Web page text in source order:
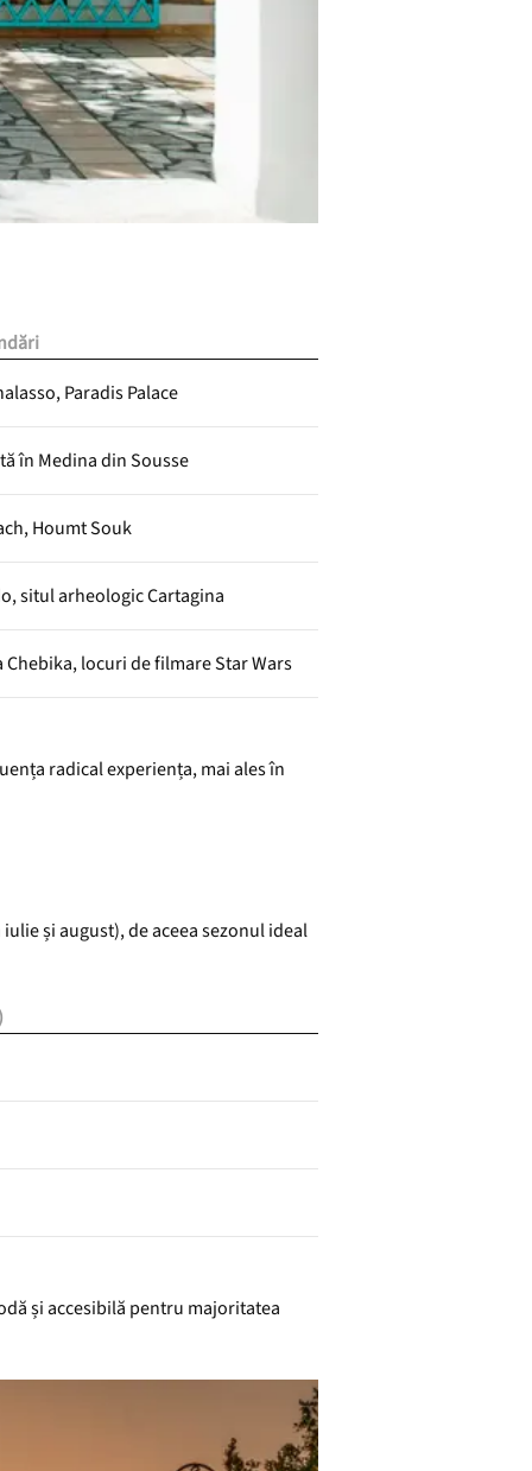
Paradis Palace
în Medina din Sousse
Houmt Souk
situl arheologic Cartagina
locuri de filmare Star Wars
radical experiența, mai ales în
și august), de aceea sezonul ideal
și accesibilă pentru majoritatea